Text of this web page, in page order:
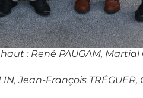
: René PAUGAM, Martial
Jean-François TRÉGUER,